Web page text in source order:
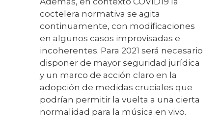
coctelera normativa se agita
continuamente, con modificaciones
en algunos casos improvisadas e
incoherentes. Para 2021 será necesario
disponer de mayor seguridad jurídica
y un marco de acción claro en la
adopción de medidas cruciales que
podrían permitir la vuelta a una cierta
normalidad para la música en vivo.